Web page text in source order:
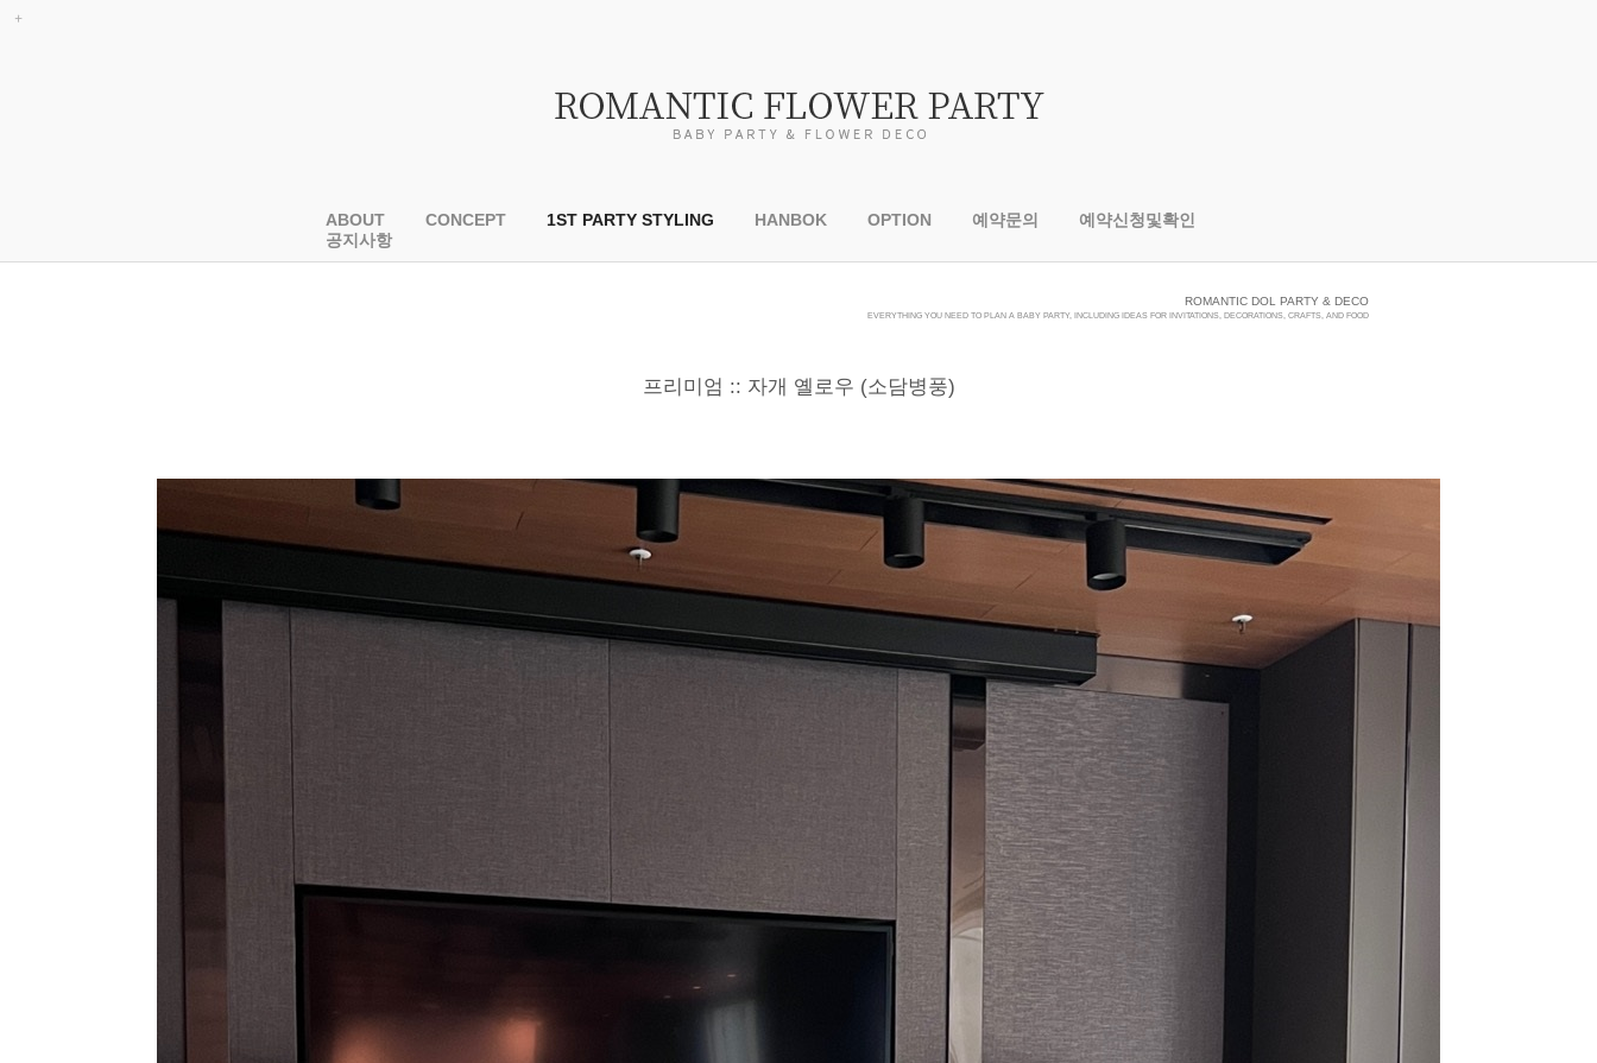
ABOUT CONCEPT 1ST PARTY STYLING HANBOK OPTION 예약문의
예약신청및확인
공지사항
ROMANTIC DOL PARTY & DECO
EVERYTHING YOU NEED TO PLAN A BABY PARTY, INCLUDING IDEAS FOR INVITATIONS, DECORATIONS, CRAFTS, AND FOOD
프리미엄 :: 자개 옐로우 (소담병풍)